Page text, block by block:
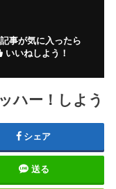
事が気に入ったら
いいねしよう！
ハー！しよう
シェア
送る